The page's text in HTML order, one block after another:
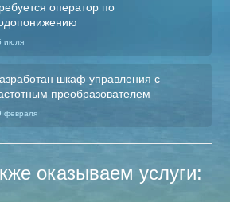
оператор по
июля
шкаф управления с
преобразователем
февраля
оказываем услуги: